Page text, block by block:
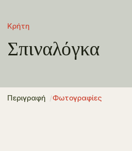
Κρήτη
Σπιναλόγκα
Περιγραφή Φωτογραφίες